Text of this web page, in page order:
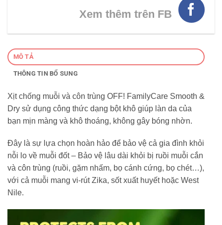
Xem thêm trên FB
MÔ TẢ
THÔNG TIN BỔ SUNG
Xịt chống muỗi và côn trùng OFF! FamilyCare Smooth &
Dry sử dụng công thức dạng bột khô giúp làn da của
bạn mịn màng và khô thoáng, không gây bóng nhờn.
Đây là sự lựa chọn hoàn hảo để bảo vệ cả gia đình khỏi
nỗi lo về muỗi đốt – Bảo vệ lâu dài khỏi bị ruồi muỗi cắn
và côn trùng (ruồi, gặm nhấm, bọ cánh cứng, bọ chét…),
với cả muỗi mang vi-rút Zika, sốt xuất huyết hoặc West
Nile.